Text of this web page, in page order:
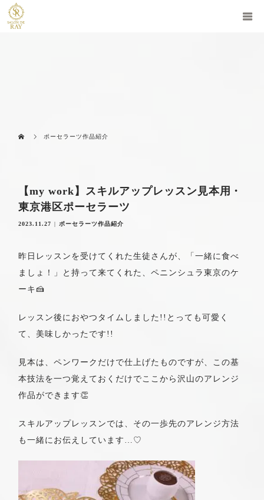
ポーセラーツ作品紹介
【my work】スキルアップレッスン見本用・
東京港区ポーセラーツ
2023.11.27 ポーセラーツ作品紹介
昨日レッスンを受けてくれた生徒さんが、「一緒に食べ
ましょ！」と持って来てくれた、ペニンシュラ東京のケ
ーキ🍰
レッスン後におやつタイムしました!!とっても可愛く
て、美味しかったです!!
見本は、ペンワークだけで仕上げたものですが、この基
本技法を一つ覚えておくだけでここから沢山のアレンジ
作品ができます👏
スキルアップレッスンでは、その一歩先のアレンジ方法
も一緒にお伝えしています…♡